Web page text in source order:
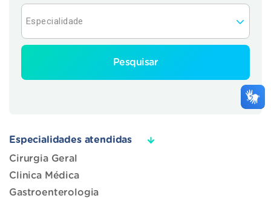
Pesquisar
Especialidades atendidas
Cirurgia Geral
Clinica Médica
Gastroenterologia